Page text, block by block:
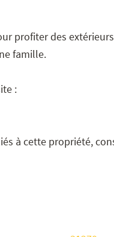
profiter des
famille.
:
à cette propriété,